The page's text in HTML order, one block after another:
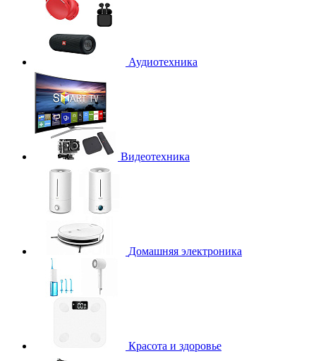
Аудиотехника
Видеотехника
Домашняя электроника
Красота и здоровье